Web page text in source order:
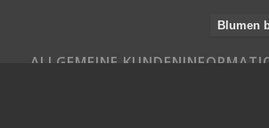
ALLGEMEINE
Blumen